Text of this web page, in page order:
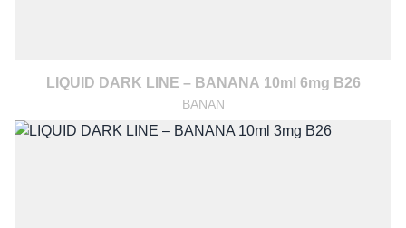
LIQUID DARK LINE – BANANA 10ml 6mg B26
BANAN